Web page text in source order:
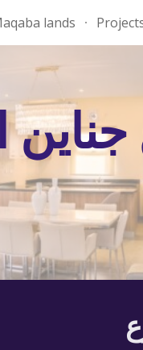
Skip to navigation
lands